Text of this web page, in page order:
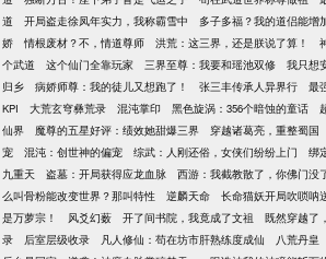
道
开局盗走徐凤年实力，我称霸雪中 多子多福？我的道侣能增
娇
情根废材？不，情道尊师 洪荒：这三界，还是朕说了算！
个武道
这个仙门全靠玩家 三界至尊：我要和瑶池双修 我只想
归乡
病娇师尊：我的徒儿又想跑了！ 张三丰传承人异界行 最
KPI
大荒玄穹彝荒录 混沌掌印 黑色旋涡：356个暗蚀的童话
仙界
魔尊的五星好评：绩效她甜爆三界 穿越诸葛亮，重整蜀国
宠
混沌：创世神的偏宠 综武：人刚还俗，女侠们纷纷上门 绑
九重天
盗墓：开局获得应龙血脉 西游：我截教散了，你佛门没
么叫骨粉能改变世界？那叫特性
逆麟天命 长命猫妖开局吹唢呐
是万萝宗！
风爻幻薮 开了间书院，我竟成了文祖 既然穿越了
录
后室层级收录 凡人修仙：苟在坊市肝熟练度成仙 八荒丹皇